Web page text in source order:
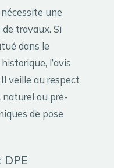
une
travaux. Si
dans le
l’avis
veille au respect
naturel ou pré-
de pose
DPE